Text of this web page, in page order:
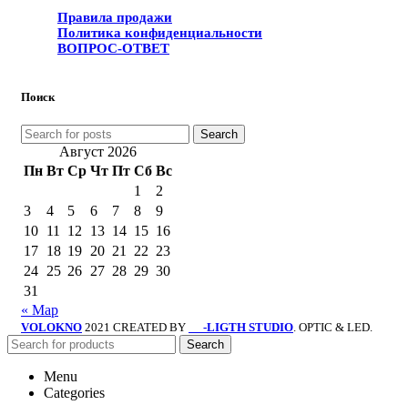
Правила продажи
Политика конфиденциальности
ВОПРОС-ОТВЕТ
Поиск
Search
Август 2026
Пн Вт Ср Чт Пт Сб Вс
1
2
3
4 5 6 7 8
9
10 11 12 13 14 15 16
17 18 19 20 21 22 23
24 25 26 27 28 29 30
31
« Мар
VOLOKNO 2021 CREATED BY -LIGTH STUDIO. OPTIC & LED.
Search
Menu
Categories